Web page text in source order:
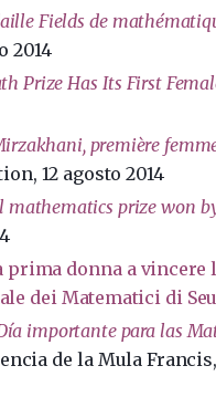
Fields de
2014
Prize Has Its First
première
12 agosto 2014
mathematics prize won
donna a vincere
dei Matematici di
importante para las
de la Mula